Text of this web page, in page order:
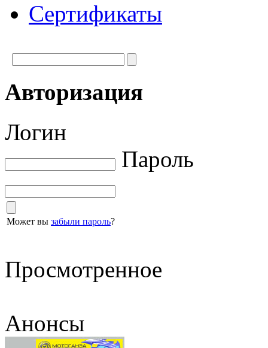
Сертификаты
Авторизация
Логин
Пароль
Может вы забыли пароль?
Просмотренное
Анонсы